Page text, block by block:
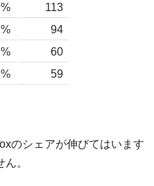
113
94
60
59
のシェアが伸びてはいます
。